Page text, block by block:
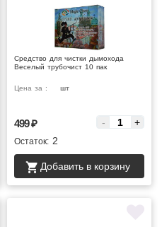
Средство для чистки дымохода
Веселый трубочист 10 пак
Цена за : шт
499₽ - +
Остаток: 2
Добавить в корзину